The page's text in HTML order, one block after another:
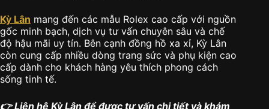
Kỳ Lân mang đến các mẫu Rolex cao cấp với nguồn
gốc minh bạch, dịch vụ tư vấn chuyên sâu và chế
độ hậu mãi uy tín. Bên cạnh đồng hồ xa xỉ, Kỳ Lân
còn cung cấp nhiều dòng trang sức và phụ kiện cao
cấp dành cho khách hàng yêu thích phong cách
sống tinh tế.
👉 Liên hệ Kỳ Lân để được tư vấn chi tiết và khám